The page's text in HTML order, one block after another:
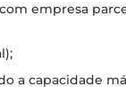
empresa
a capacidade